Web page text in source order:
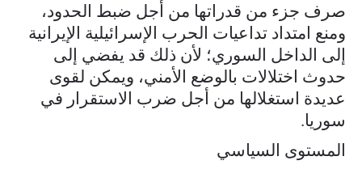
صرف جزء من قدراتها من أجل ضبط الحدود،
ومنع امتداد تداعيات الحرب الإسرائيلية الإيرانية
إلى الداخل السوري؛ لأن ذلك قد يفضي إلى
حدوث اختلالات بالوضع الأمني، ويمكن لقوى
عديدة استغلالها من أجل ضرب الاستقرار في
سوريا.
المستوى السياسي